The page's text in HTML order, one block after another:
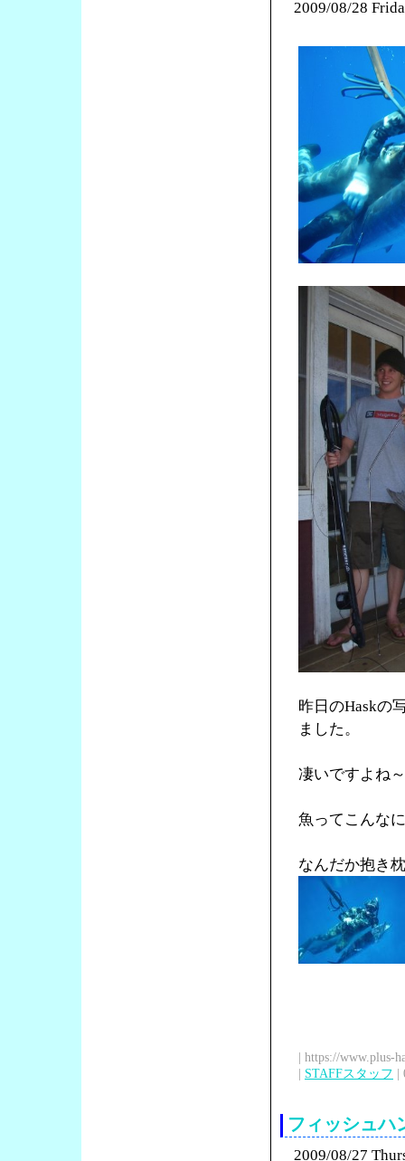
2009/08/28
昨日のHaskの
ました。
凄いですよね
魚ってこんな
なんだか抱き
| https://www.plus-
| STAFFスタッフ |
フィッシュハ
2009/08/27